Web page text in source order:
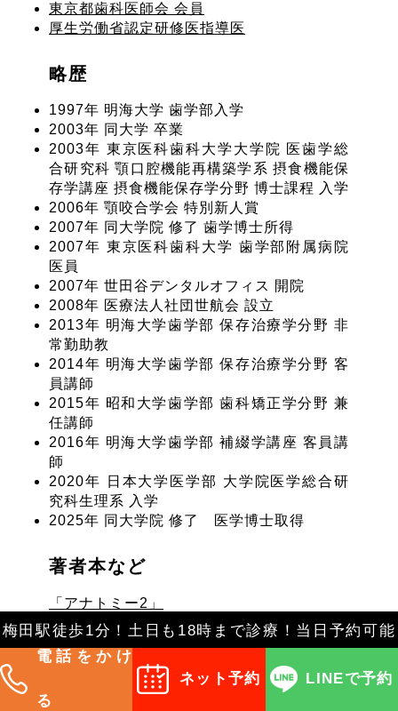
東京都歯科医師会 会員
厚生労働省認定研修医指導医
略歴
1997年 明海大学 歯学部入学
2003年 同大学 卒業
2003年 東京医科歯科大学大学院 医歯学総
合研究科 顎口腔機能再構築学系 摂食機能保
存学講座 摂食機能保存学分野 博士課程 入学
2006年 顎咬合学会 特別新人賞
2007年 同大学院 修了 歯学博士所得
2007年 東京医科歯科大学 歯学部附属病院
医員
2007年 世田谷デンタルオフィス 開院
2008年 医療法人社団世航会 設立
2013年 明海大学歯学部 保存治療学分野 非
常勤助教
2014年 明海大学歯学部 保存治療学分野 客
員講師
2015年 昭和大学歯学部 歯科矯正学分野 兼
任講師
2016年 明海大学歯学部 補綴学講座 客員講
師
2020年 日本大学医学部 大学院医学総合研
究科生理系 入学
2025年 同大学院 修了 医学博士取得
著者本など
「アナトミー2」
「オーラル・インプラント・リハビリテー
ション・シリーズ Vol.4」
「まずはこの1冊から! はじめてのホワイト
梅田駅徒歩1分！土日も18時まで診療！当日予約可能
電話をかけ
る
ネット予約 LINEで予約